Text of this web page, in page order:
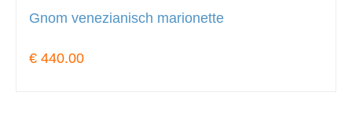
Gnom venezianisch marionette
€ 440.00